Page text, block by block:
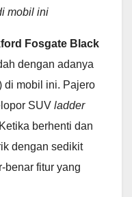
mobil ini
Fosgate Black
dengan adanya
di mobil ini. Pajero
SUV ladder
berhenti dan
dengan sedikit
benar fitur yang